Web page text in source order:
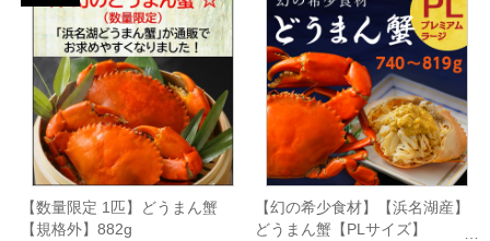
【数量限定 1匹】どうまん蟹
【規格外】882g
【幻の希少食材】【浜名湖産】
どうまん蟹【PLサイズ】